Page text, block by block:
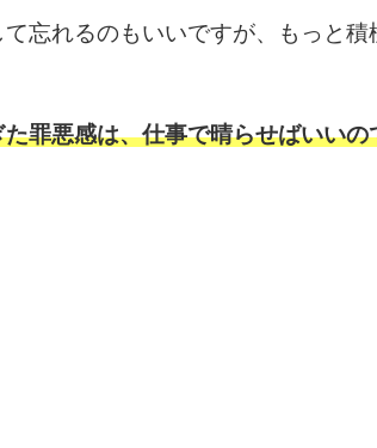
て忘れるのもいいですが、もっと
罪悪感は、仕事で晴らせばいいの